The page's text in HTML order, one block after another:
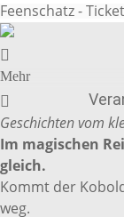
Feenschatz -
Mehr
Geschichten vom
Im magischen
gleich.
Kommt der
weg.